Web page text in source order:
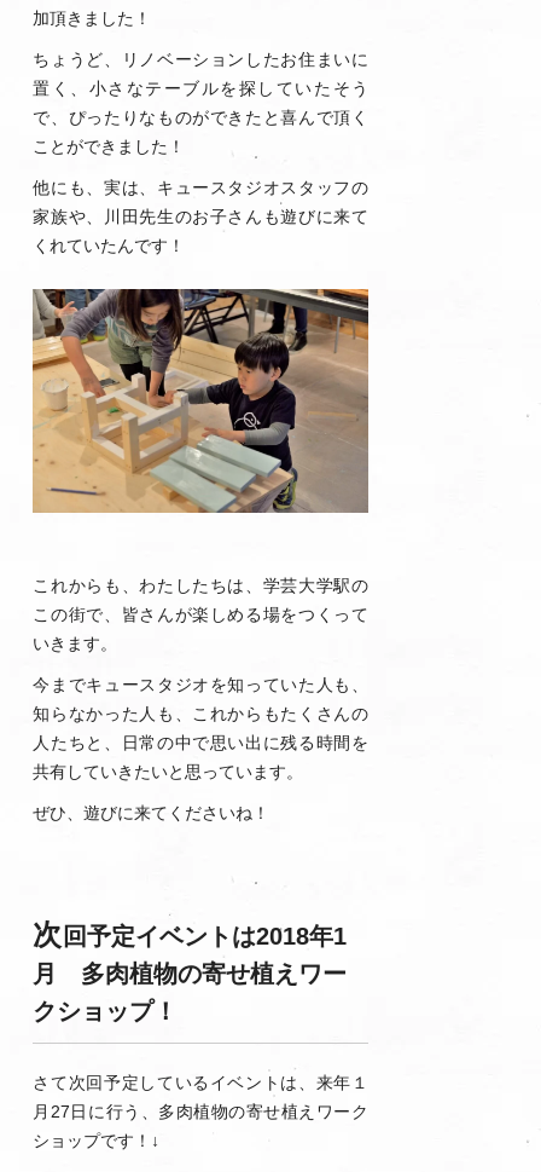
加頂きました！
ちょうど、リノベーションしたお住まいに
置く、小さなテーブルを探していたそう
で、ぴったりなものができたと喜んで頂く
ことができました！
他にも、実は、キュースタジオスタッフの
家族や、川田先生のお子さんも遊びに来て
くれていたんです！
これからも、わたしたちは、学芸大学駅の
この街で、皆さんが楽しめる場をつくって
いきます。
今までキュースタジオを知っていた人も、
知らなかった人も、これからもたくさんの
人たちと、日常の中で思い出に残る時間を
共有していきたいと思っています。
ぜひ、遊びに来てくださいね！
次 回予定イベントは2018年1
月 多肉植物の寄せ植えワー
クショップ！
さて次回予定しているイベントは、来年１
月27日に行う、多肉植物の寄せ植えワーク
ショップです！↓